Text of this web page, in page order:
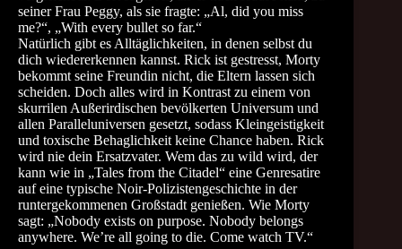
seiner Frau Peggy, als sie fragte: „Al, did you miss
me?“, „With every bullet so far.“
Natürlich gibt es Alltäglichkeiten, in denen selbst du
dich wiedererkennen kannst. Rick ist gestresst, Morty
bekommt seine Freundin nicht, die Eltern lassen sich
scheiden. Doch alles wird in Kontrast zu einem von
skurrilen Außerirdischen bevölkerten Universum und
allen Paralleluniversen gesetzt, sodass Kleingeistigkeit
und toxische Behaglichkeit keine Chance haben. Rick
wird nie dein Ersatzvater. Wem das zu wild wird, der
kann wie in „Tales from the Citadel“ eine Genresatire
auf eine typische Noir-Polizistengeschichte in der
runtergekommenen Großstadt genießen. Wie Morty
sagt: „Nobody exists on purpose. Nobody belongs
anywhere. We’re all going to die. Come watch TV.“